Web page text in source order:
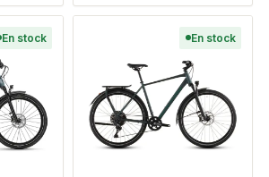
En stock En stock